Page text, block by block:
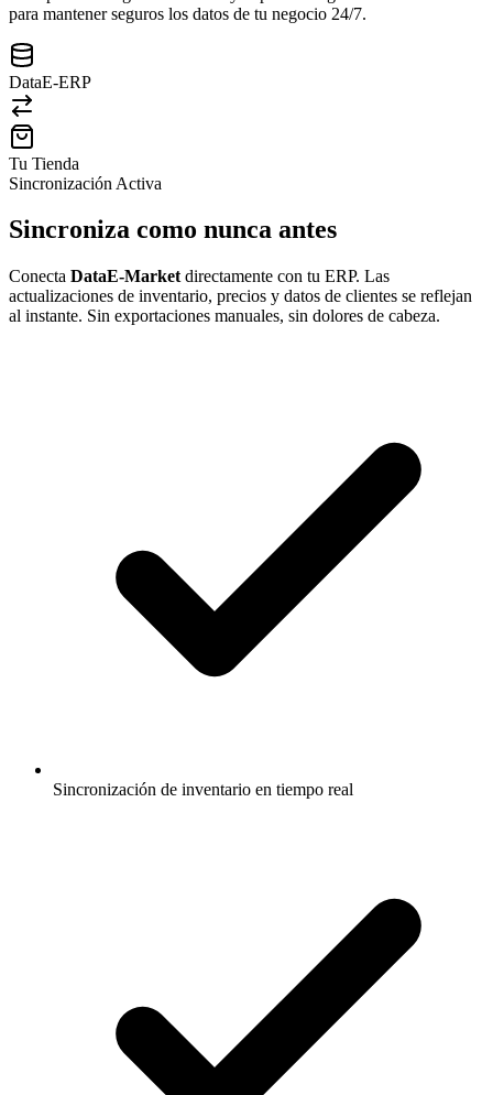
para mantener seguros los datos de tu negocio 24/7.
DataE-ERP
Tu Tienda
Sincronización Activa
Sincroniza como nunca antes
Conecta DataE-Market directamente con tu ERP. Las
actualizaciones de inventario, precios y datos de clientes se reflejan
al instante. Sin exportaciones manuales, sin dolores de cabeza.
Sincronización de inventario en tiempo real